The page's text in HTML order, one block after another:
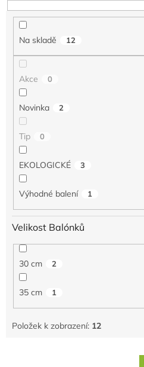
n
Na skladě 12
Akce 0
Novinka 2
Tip 0
EKOLOGICKÉ 3
Výhodné balení 1
Velikost Balónků
30 cm 2
35 cm 1
Položek k zobrazení: 12